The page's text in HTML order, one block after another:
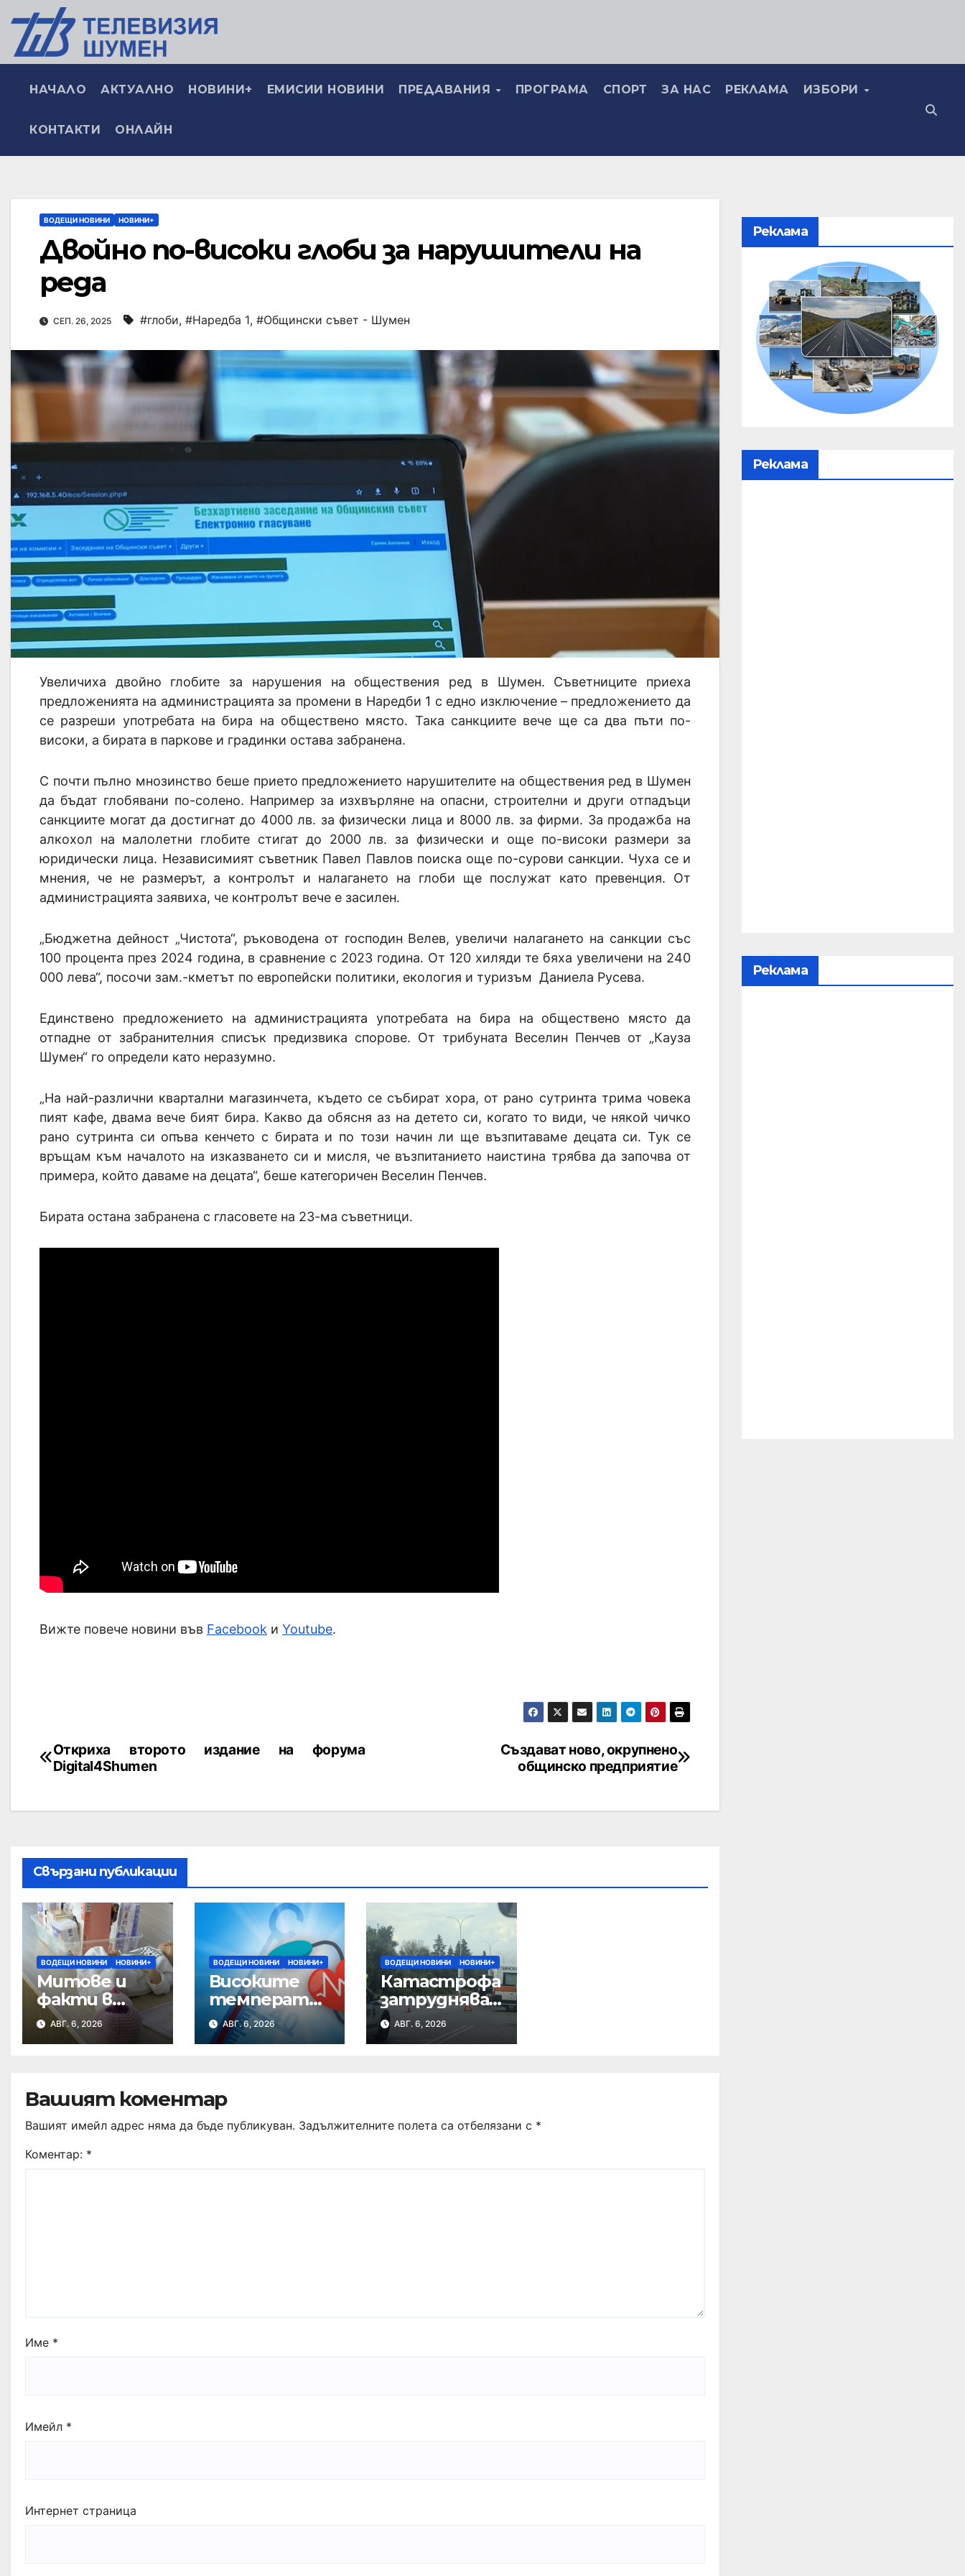
НАЧАЛО АКТУАЛНО НОВИНИ+ ЕМИСИИ НОВИНИ ПРЕДАВАНИЯ ПРОГРАМА СПОРТ ЗА НАС РЕКЛАМА ИЗБОРИ
КОНТАКТИ ОНЛАЙН
ВОДЕЩИ НОВИНИ НОВИНИ+
Двойно по-високи глоби за нарушители на
реда
СЕП. 26, 2025 #глоби, #Наредба 1, #Общински съвет - Шумен
Увеличиха двойно глобите за нарушения на обществения ред в Шумен. Съветниците приеха
предложенията на администрацията за промени в Наредби 1 с едно изключение – предложението да
се разреши употребата на бира на обществено място. Така санкциите вече ще са два пъти по-
високи, а бирата в паркове и градинки остава забранена.
С почти пълно мнозинство беше прието предложението нарушителите на обществения ред в Шумен
да бъдат глобявани по-солено. Например за изхвърляне на опасни, строителни и други отпадъци
санкциите могат да достигнат до 4000 лв. за физически лица и 8000 лв. за фирми. За продажба на
алкохол на малолетни глобите стигат до 2000 лв. за физически и още по-високи размери за
юридически лица. Независимият съветник Павел Павлов поиска още по-сурови санкции. Чуха се и
мнения, че не размерът, а контролът и налагането на глоби ще послужат като превенция. От
администрацията заявиха, че контролът вече е засилен.
„Бюджетна дейност „Чистота“, ръководена от господин Велев, увеличи налагането на санкции със
100 процента през 2024 година, в сравнение с 2023 година. От 120 хиляди те бяха увеличени на 240
000 лева“, посочи зам.-кметът по европейски политики, екология и туризъм Даниела Русева.
Единствено предложението на администрацията употребата на бира на обществено място да
отпадне от забранителния списък предизвика спорове. От трибуната Веселин Пенчев от „Кауза
Шумен“ го определи като неразумно.
„На най-различни квартални магазинчета, където се събират хора, от рано сутринта трима човека
пият кафе, двама вече бият бира. Какво да обясня аз на детето си, когато то види, че някой чичко
рано сутринта си опъва кенчето с бирата и по този начин ли ще възпитаваме децата си. Тук се
връщам към началото на изказването си и мисля, че възпитанието наистина трябва да започва от
примера, който даваме на децата“, беше категоричен Веселин Пенчев.
Бирата остана забранена с гласовете на 23-ма съветници.
Вижте повече новини във Facebook и Youtube.
Създават ново, окрупнено
общинско предприятие
Откриха второто издание на форума
Digital4Shumen
Свързани публикации
ВОДЕЩИ НОВИНИ НОВИНИ+
Митове и
факти в
Седмицата
на
АВГ. 6, 2026
ВОДЕЩИ НОВИНИ НОВИНИ+
Високите
температур
и – опасни за
сърцето
АВГ. 6, 2026
ВОДЕЩИ НОВИНИ НОВИНИ+
Катастрофа
затруднява
движението
в района на
АВГ. 6, 2026
Вашият коментар
Вашият имейл адрес няма да бъде публикуван. Задължителните полета са отбелязани с *
Коментар: *
Име *
Имейл *
Интернет страница
Реклама
Реклама
Реклама